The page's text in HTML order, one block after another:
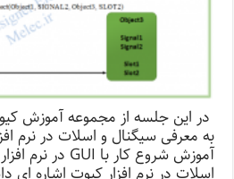
در این جلسه از مجموعه آموزش
اسلات در نرم افزار کیوت اشاره ای